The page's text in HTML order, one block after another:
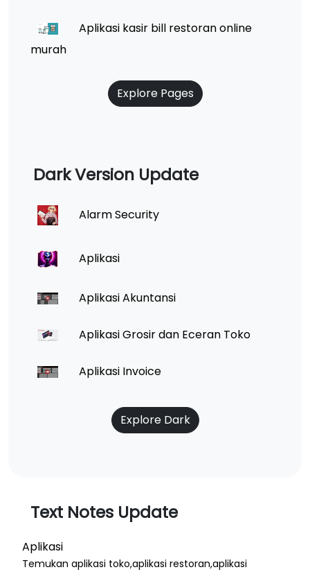
Aplikasi kasir bill restoran online
murah
Explore Pages
Dark Version Update
Alarm Security
Aplikasi
Aplikasi Akuntansi
Aplikasi Grosir dan Eceran Toko
Aplikasi Invoice
Explore Dark
Text Notes Update
Aplikasi
Temukan aplikasi toko,aplikasi restoran,aplikasi